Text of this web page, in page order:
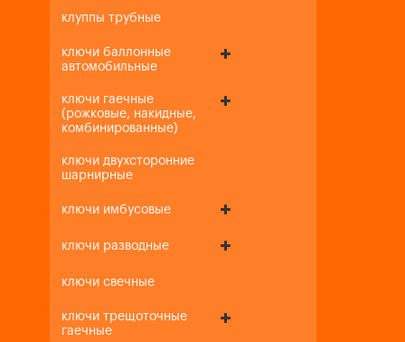
клуппы трубные
ключи баллонные
автомобильные
ключи гаечные
(рожковые, накидные,
комбинированные)
ключи двухсторонние
шарнирные
ключи имбусовые
ключи разводные
ключи свечные
ключи трещоточные
гаечные